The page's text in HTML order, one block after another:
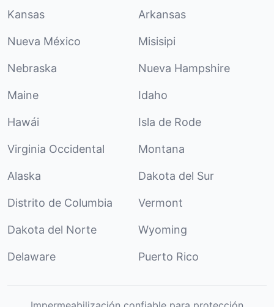
Kansas Arkansas
Nueva México Misisipi
Nebraska Nueva Hampshire
Maine Idaho
Hawái Isla de Rode
Virginia Occidental Montana
Alaska Dakota del Sur
Distrito de Columbia Vermont
Dakota del Norte Wyoming
Delaware Puerto Rico